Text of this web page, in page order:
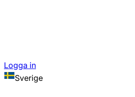
Logga in
Sverige